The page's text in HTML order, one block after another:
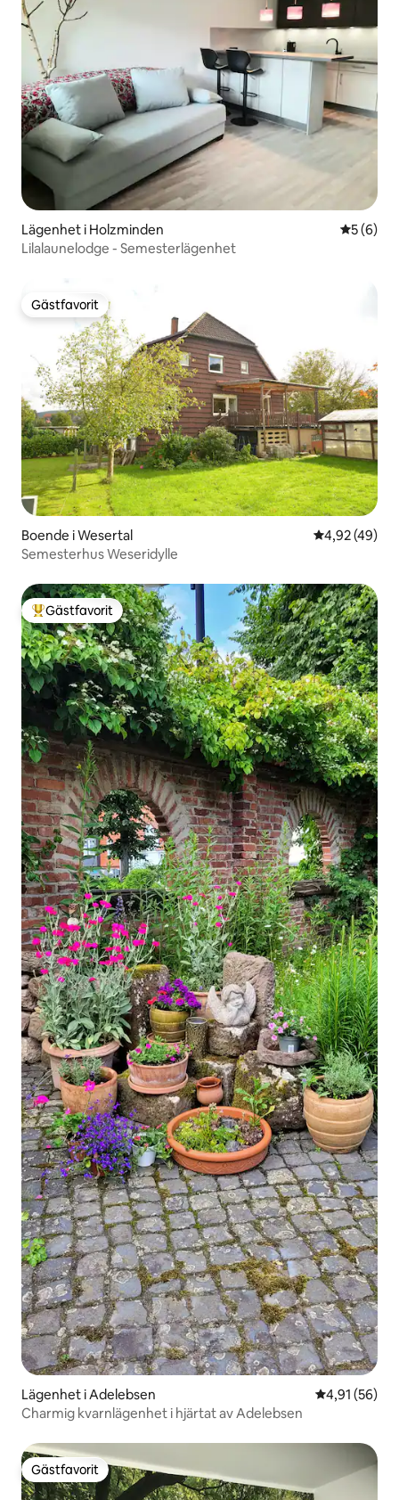
Lägenhet i Holzminden 5 av 5 i
5 (6)
Lilalaunelodge - Semesterlägenhet
Gästfavorit
Gästfavorit
Boende i Wesertal 4,92 av 5 i
4,92 (49)
Semesterhus Weseridylle
Populär gästfavorit
Gästfavorit
Lägenhet i Adelebsen 4,91 av 5 i
4,91 (56)
Charmig kvarnlägenhet i hjärtat av Adelebsen
Gästfavorit
Gästfavorit